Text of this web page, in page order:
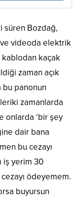
süren Bozdağ,
ve videoda elektrik
kaçak
zaman açık
panonun
zamanlarda
onlarda ‘bir şey
dair bana
bu cezayı
iş yerim 30
ödeyemem.
buyursun